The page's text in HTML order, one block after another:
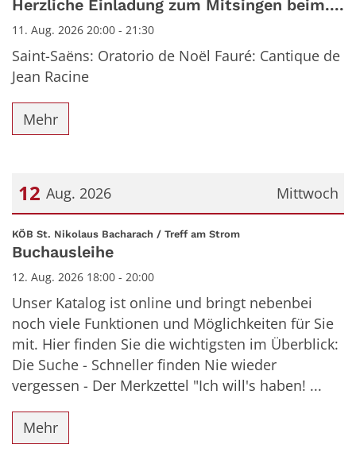
Herzliche Einladung zum Mitsingen beim....
11. Aug. 2026 20:00 - 21:30
Saint-Saëns: Oratorio de Noël Fauré: Cantique de
Jean Racine
Mehr
Mittwoch
12 Aug. 2026
Datum: 12. August 2026
KÖB St. Nikolaus Bacharach / Treff am Strom:
Buchausleihe
12. Aug. 2026 18:00 - 20:00
Unser Katalog ist online und bringt nebenbei
noch viele Funktionen und Möglichkeiten für Sie
mit. Hier finden Sie die wichtigsten im Überblick:
Die Suche - Schneller finden Nie wieder
vergessen - Der Merkzettel "Ich will's haben! ...
Mehr